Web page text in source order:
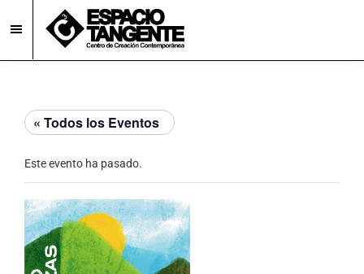
to
main
to
footerEspacio
Creación
Contemporánea
en
Burgos
« Todos los Eventos
Este evento ha pasado.